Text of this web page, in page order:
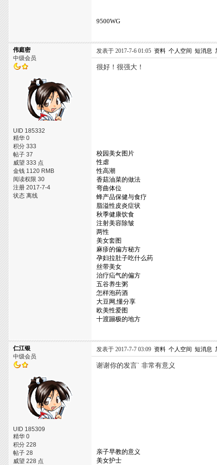
9500WG
伟庭密
中级会员
UID 185332
精华 0
积分 333
帖子 37
威望 333 点
金钱 1120 RMB
阅读权限 30
注册 2017-7-4
状态 离线
发表于 2017-7-6 01:05 资料 个人空间 短消息
很好！很强大！
校园美女图片
性虐
性高潮
香菇油菜的做法
弯曲体位
蜂产品保健与食疗
脂溢性皮炎症状
秋季健康饮食
注射美容除皱
两性
美女套图
麻疹的偏方秘方
孕妇拉肚子吃什么药
丝带美女
治疗疝气的偏方
五谷养生粥
怎样泡药酒
大豆网,懂分享
欧美性爱图
十渡蹦极的地方
仁江银
中级会员
UID 185309
精华 0
积分 228
帖子 28
威望 228 点
发表于 2017-7-7 03:09 资料 个人空间 短消息
谢谢你的发言` 非常有意义
亲子早教的意义
美女护士